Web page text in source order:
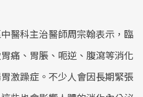
醫科主治醫師周宗翰表示，臨
痛、胃脹、呃逆、腹瀉等消化
激躁症。不少人會因長期緊張